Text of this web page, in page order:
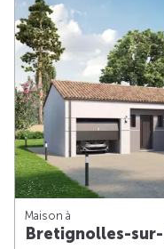
Maison à
Bretignolles-sur-